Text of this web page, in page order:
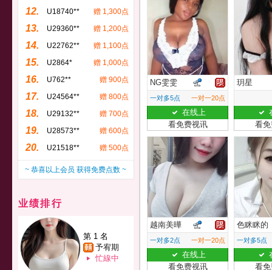
12. U18740** 赠 1,300点
13. U29360** 赠 1,200点
14. U22762** 赠 1,100点
15. U2864* 赠 1,000点
16. U762** 赠 900点
17. U24564** 赠 800点
18. U29132** 赠 700点
19. U28573** 赠 600点
20. U21518** 赠 500点
~ 恭喜以上会员 获得免费点数 ~
业绩排行
第 1 名
予宥期
忙線中
NG雯雯
一对多5点 一对一20点
在线上
看免费视讯
玥星
看
越南美曄
一对多2点 一对一20点
在线上
看免费视讯
色眯眯的
一对多5点
看